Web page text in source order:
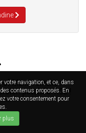
votre navigation, et ce, dans
contenus proposés. En
votre consentement pour
plus
Mana remake :
patchée 1.02 !
702